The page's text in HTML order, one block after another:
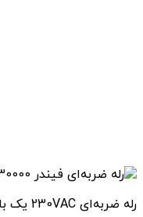
رله ضربه‌ای 230VAC یک باز 16 آمپر فیندر مدل 20.21.8.230.0000